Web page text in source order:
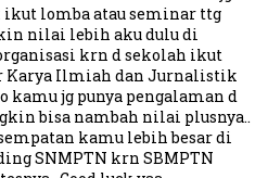
ikut lomba atau seminar ttg
nilai lebih aku dulu di
krn d sekolah ikut
Ilmiah dan Jurnalistik
kamu jg punya pengalaman d
bisa nambah nilai plusnya..
kamu lebih besar di
SNMPTN krn SBMPTN